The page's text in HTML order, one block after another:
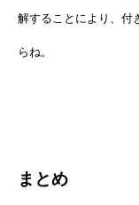
解することにより、付
らね。
まとめ